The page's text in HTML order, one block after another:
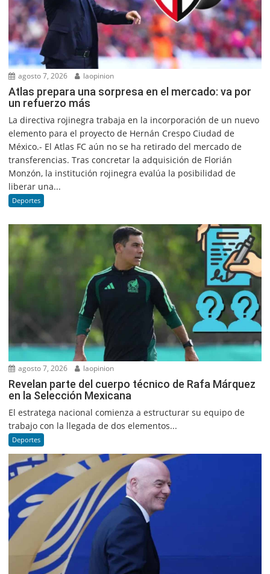
agosto 7, 2026 laopinion
Atlas prepara una sorpresa en el mercado: va por
un refuerzo más
La directiva rojinegra trabaja en la incorporación de un nuevo
elemento para el proyecto de Hernán Crespo Ciudad de
México.- El Atlas FC aún no se ha retirado del mercado de
transferencias. Tras concretar la adquisición de Florián
Monzón, la institución rojinegra evalúa la posibilidad de
liberar una...
Deportes
agosto 7, 2026 laopinion
Revelan parte del cuerpo técnico de Rafa Márquez
en la Selección Mexicana
El estratega nacional comienza a estructurar su equipo de
trabajo con la llegada de dos elementos...
Deportes